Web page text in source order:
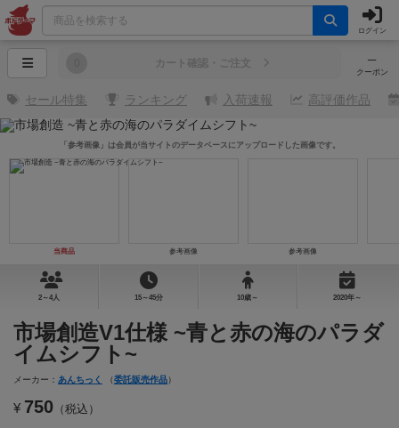
ログイン
─
クーポン
カート確認・ご注文
セール特集 ランキング 入荷速報 高評価作品
当商品 参考画像 参考画像
「参考画像」は会員が当サイトのデータベースにアップロードした画像です。
2～4人 15～45分 10歳～ 2020年～
市場創造V1仕様 ~青と赤の海のパラダ
イムシフト~
メーカー： あんちっく （委託販売作品）
¥ 750 （税込）